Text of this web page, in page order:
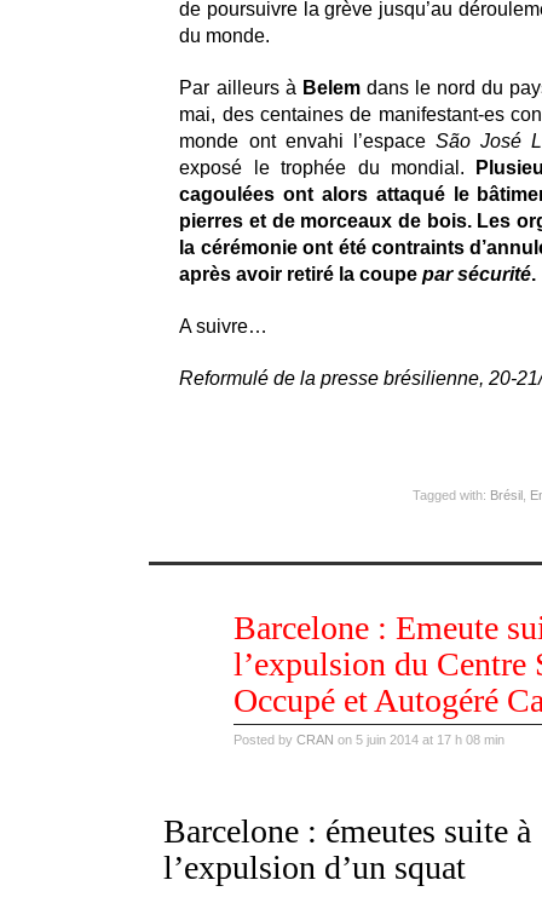
de poursuivre la grève jusqu’au
du monde.
Par ailleurs à Belemdans le nord du
mai, des centaines de manifestant-es
monde ont envahi l’espace São José
exposé le trophée du mondial.
cagoulées ont alors attaqué le
pierres et de morceaux de bois. Les
la cérémonie ont été contraints
après avoir retiré la coupepar sécurité.
A suivre…
Reformulé de la presse brésilienne, 20-
Tagged with: Brésil ,
Barcelone : Emeute
l’expulsion du Centre
Occupé et Autogéré
Posted by CRAN on 5 juin 2014 at 17 h 08 min
Barcelone : émeutes suite à
l’expulsion d’un squat